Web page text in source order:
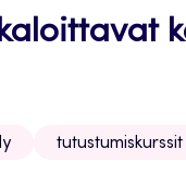
tutustumiskurssit